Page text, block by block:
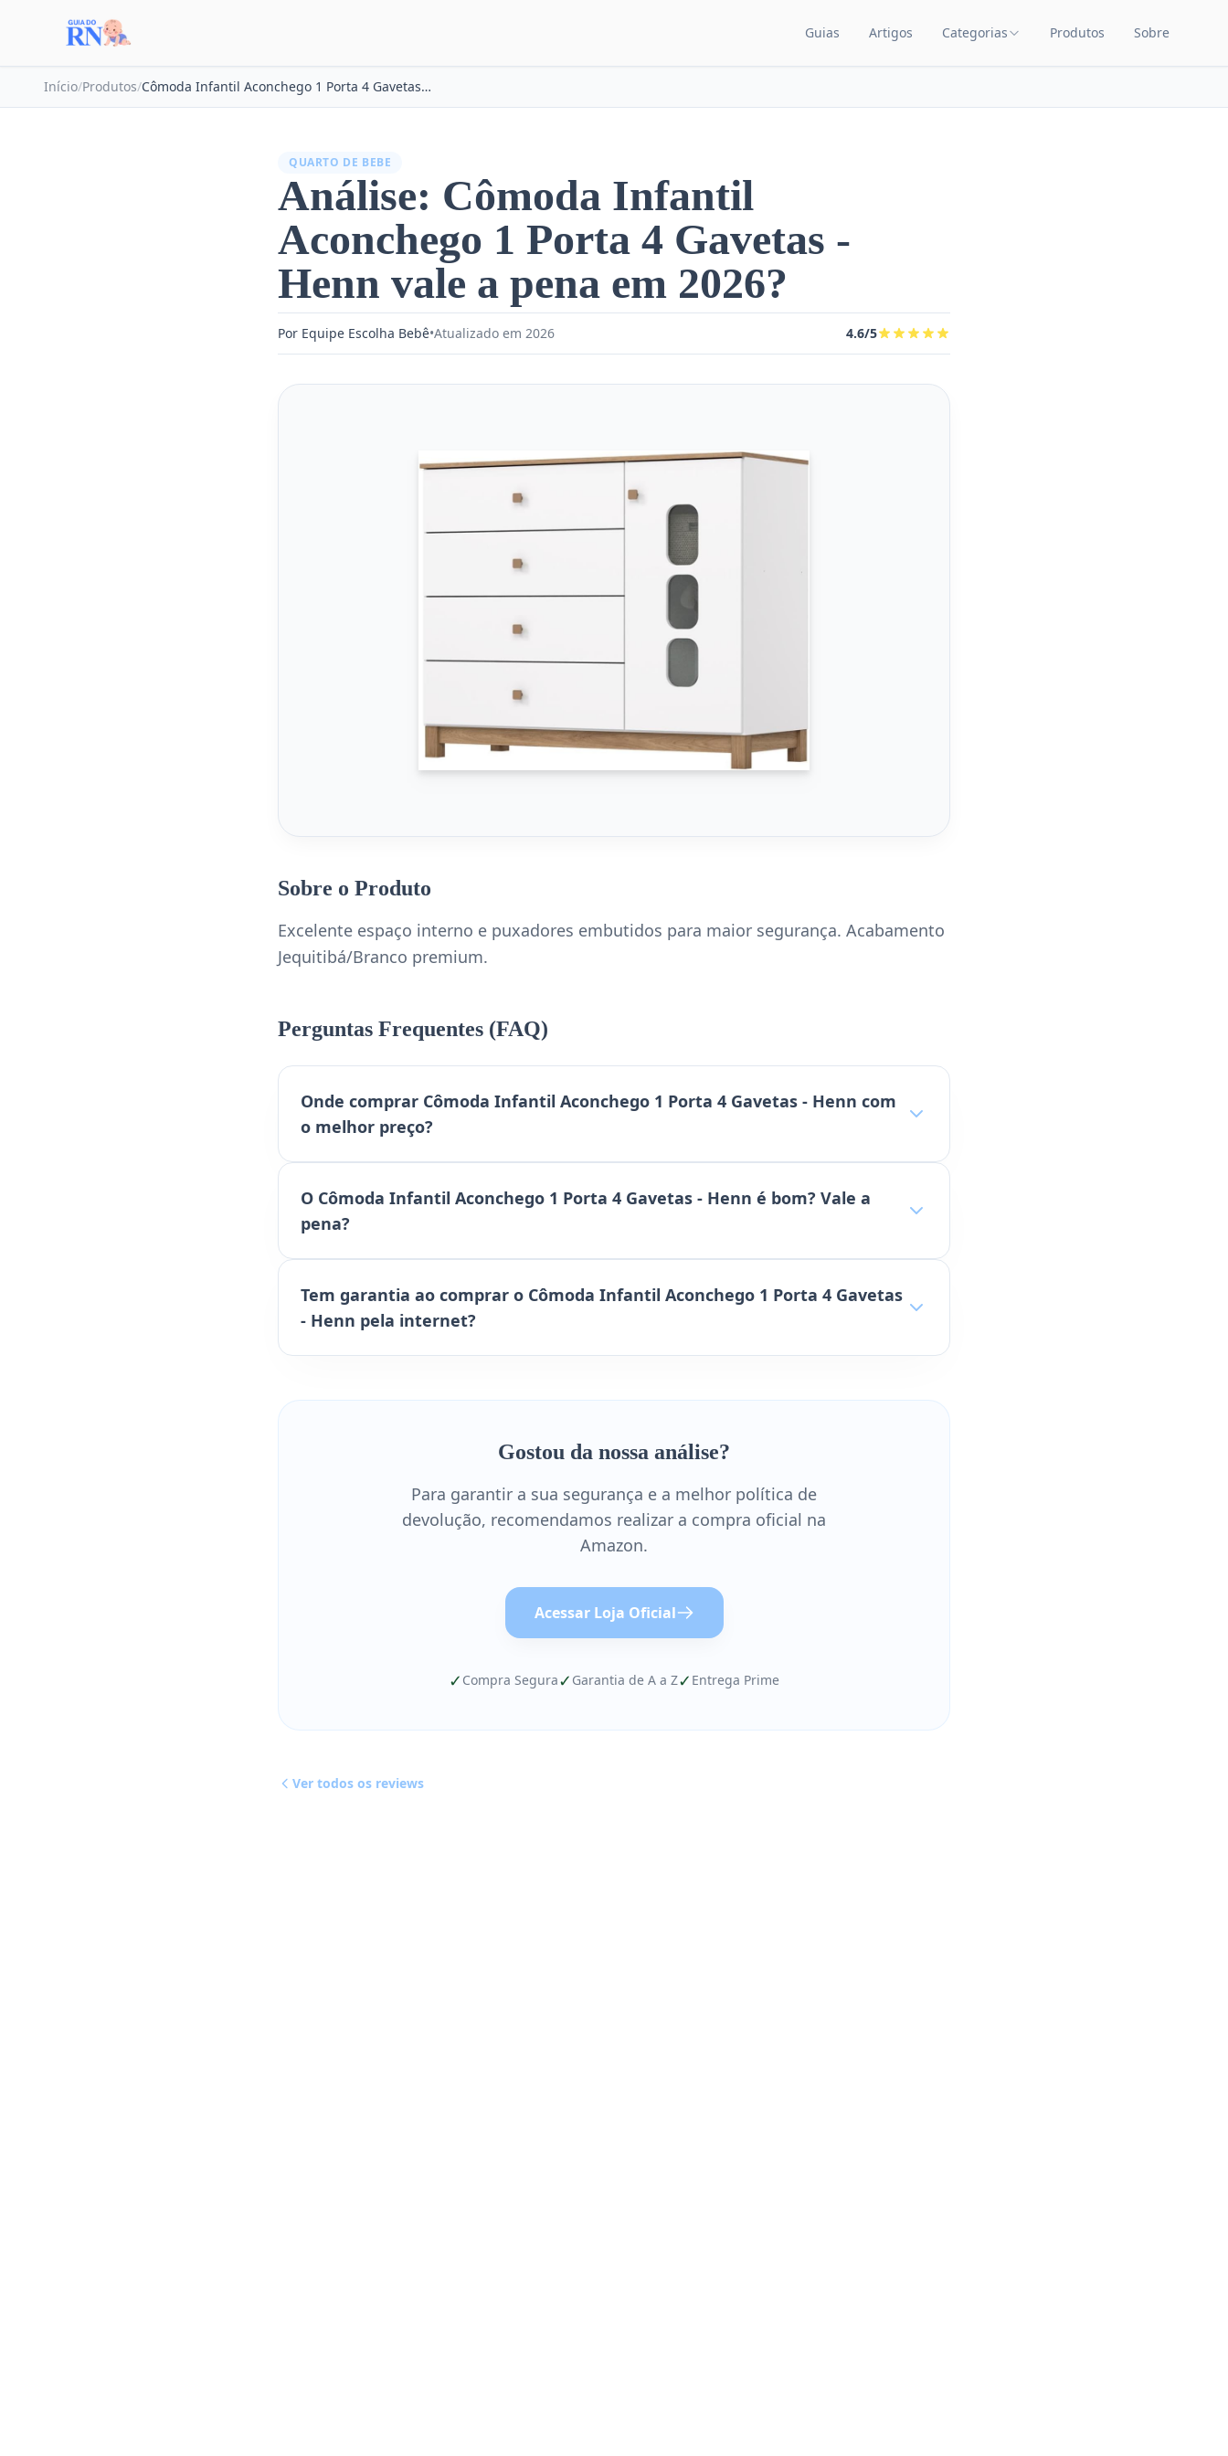
Guias Artigos Categorias
Guias para pais
Desenvolvimento
Sono do bebê
Alimentação
Carrinhos de Bebê
Produtos Sobre
Início/Produtos/ Cômoda Infantil Aconchego 1 Porta 4 Gavetas - Henn
QUARTO DE BEBE
Análise: Cômoda Infantil
Aconchego 1 Porta 4 Gavetas -
Henn vale a pena em 2026?
Por Equipe Escolha Bebê•Atualizado em 2026 4.6/5
Sobre o Produto
Excelente espaço interno e puxadores embutidos para maior segurança. Acabamento
Jequitibá/Branco premium.
Perguntas Frequentes (FAQ)
Onde comprar Cômoda Infantil Aconchego 1 Porta 4 Gavetas - Henn com
o melhor preço?
O Cômoda Infantil Aconchego 1 Porta 4 Gavetas - Henn é bom? Vale a
pena?
Tem garantia ao comprar o Cômoda Infantil Aconchego 1 Porta 4 Gavetas
- Henn pela internet?
Gostou da nossa análise?
Para garantir a sua segurança e a melhor política de
devolução, recomendamos realizar a compra oficial na
Amazon.
Acessar Loja Oficial
✓ Compra Segura✓ Garantia de A a Z✓ Entrega Prime
Ver todos os reviews